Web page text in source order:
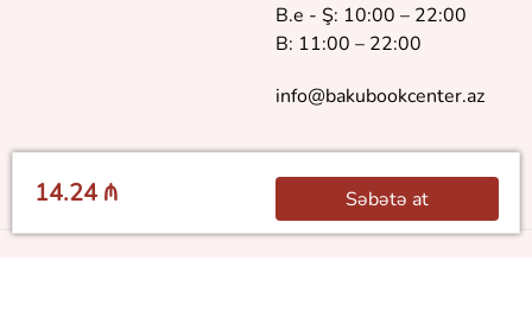
14.24 ₼ Səbətə at
B.e - Ş: 10:00 – 22:00
B: 11:00 – 22:00
info@bakubookcenter.az